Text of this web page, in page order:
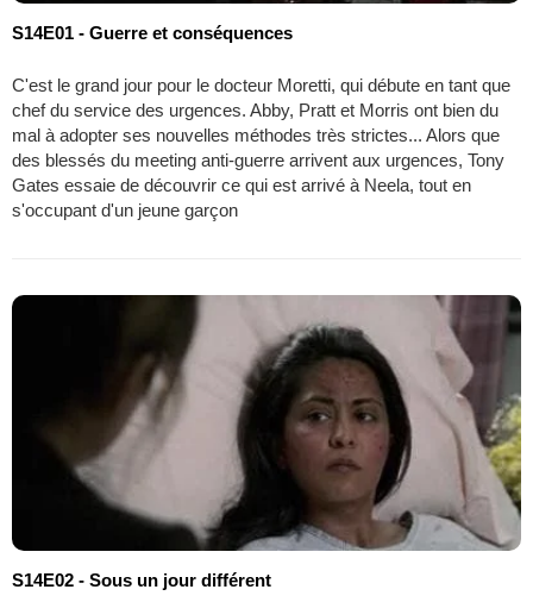
S14E01 - Guerre et conséquences
C'est le grand jour pour le docteur Moretti, qui débute en tant que
chef du service des urgences. Abby, Pratt et Morris ont bien du
mal à adopter ses nouvelles méthodes très strictes... Alors que
des blessés du meeting anti-guerre arrivent aux urgences, Tony
Gates essaie de découvrir ce qui est arrivé à Neela, tout en
s'occupant d'un jeune garçon
S14E02 - Sous un jour différent